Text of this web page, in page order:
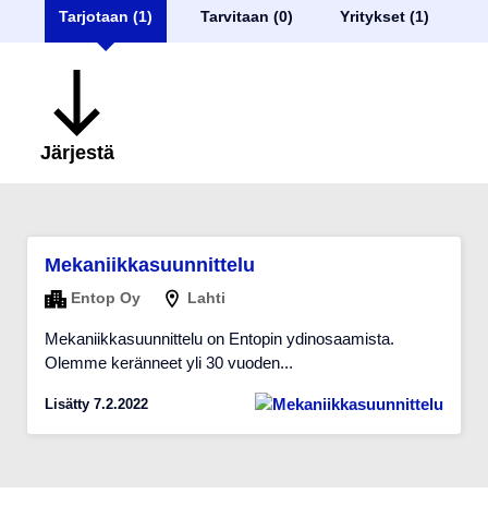
Tarjotaan (1) Tarvitaan (0) Yritykset (1)
Järjestä
Mekaniikkasuunnittelu
Entop Oy Lahti
Mekaniikkasuunnittelu on Entopin ydinosaamista.
Olemme keränneet yli 30 vuoden...
Lisätty 7.2.2022